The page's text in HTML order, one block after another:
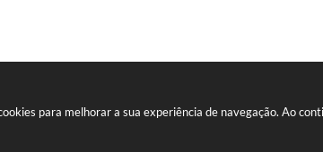
para melhorar a sua experiência de navegação. Ao